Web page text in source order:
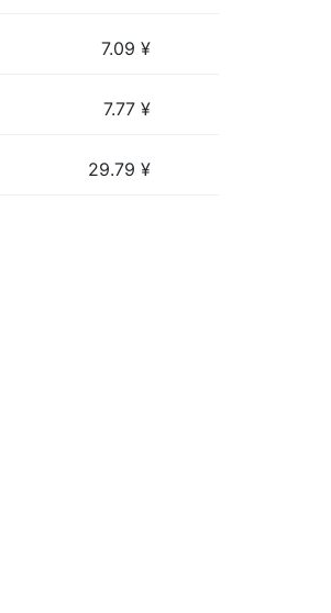
7.09 ¥
7.77 ¥
29.79 ¥